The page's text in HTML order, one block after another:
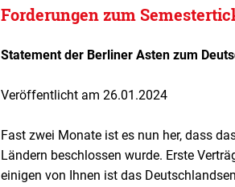
Forderungen zum
Statement der Berliner Asten zum
Veröffentlicht am 26.01.2024
Fast zwei Monate ist es nun her, dass
Ländern beschlossen wurde. Erste
einigen von Ihnen ist das